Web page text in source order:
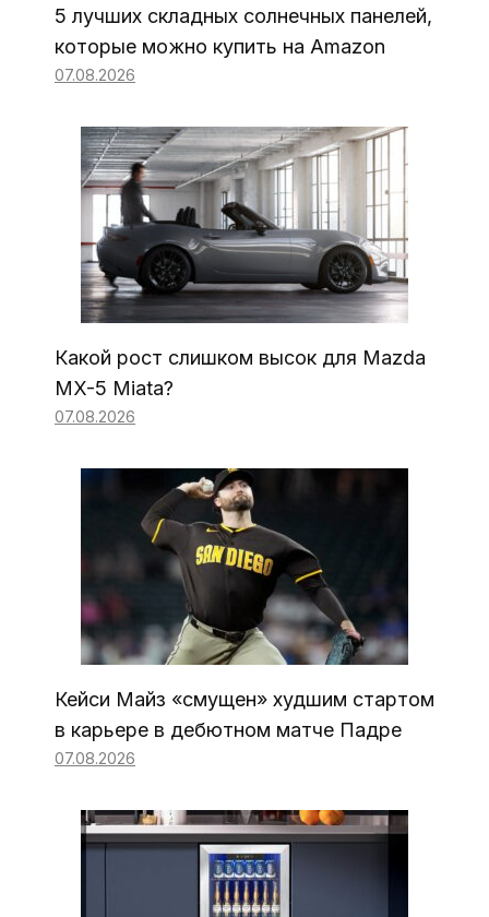
5 лучших складных солнечных панелей,
которые можно купить на Amazon
07.08.2026
Какой рост слишком высок для Mazda
MX-5 Miata?
07.08.2026
Кейси Майз «смущен» худшим стартом
в карьере в дебютном матче Падре
07.08.2026